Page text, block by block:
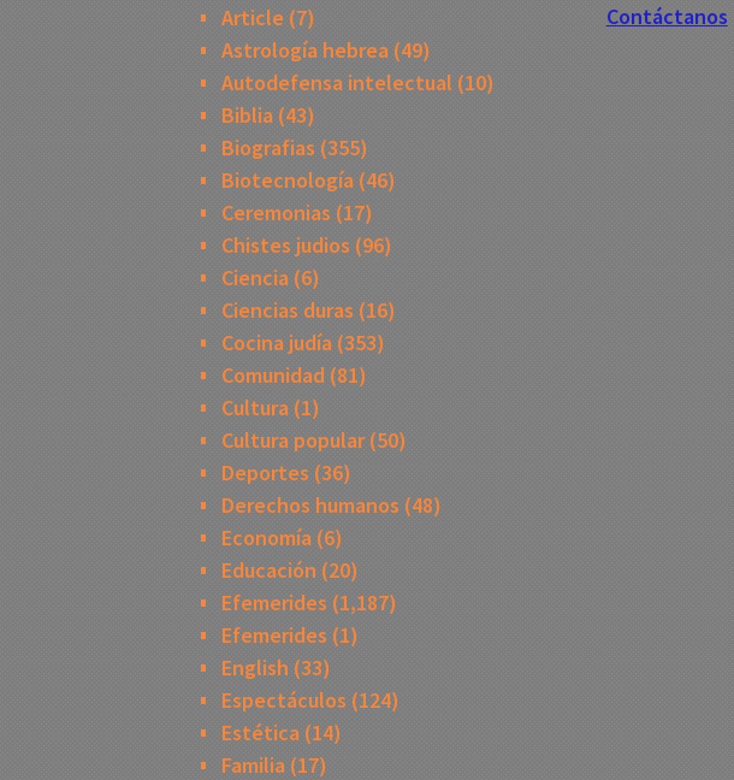
Article (7)
Astrología hebrea (49)
Autodefensa intelectual (10)
Biblia (43)
Biografias (355)
Biotecnología (46)
Ceremonias (17)
Chistes judios (96)
Ciencia (6)
Ciencias duras (16)
Cocina judía (353)
Comunidad (81)
Cultura (1)
Cultura popular(50)
Deportes (36)
Derechos humanos (48)
Economía (6)
Educación (20)
Efemerides (1,187)
Efemerides (1)
English (33)
Espectáculos (124)
Estética (14)
Familia (17)
Contáctanos